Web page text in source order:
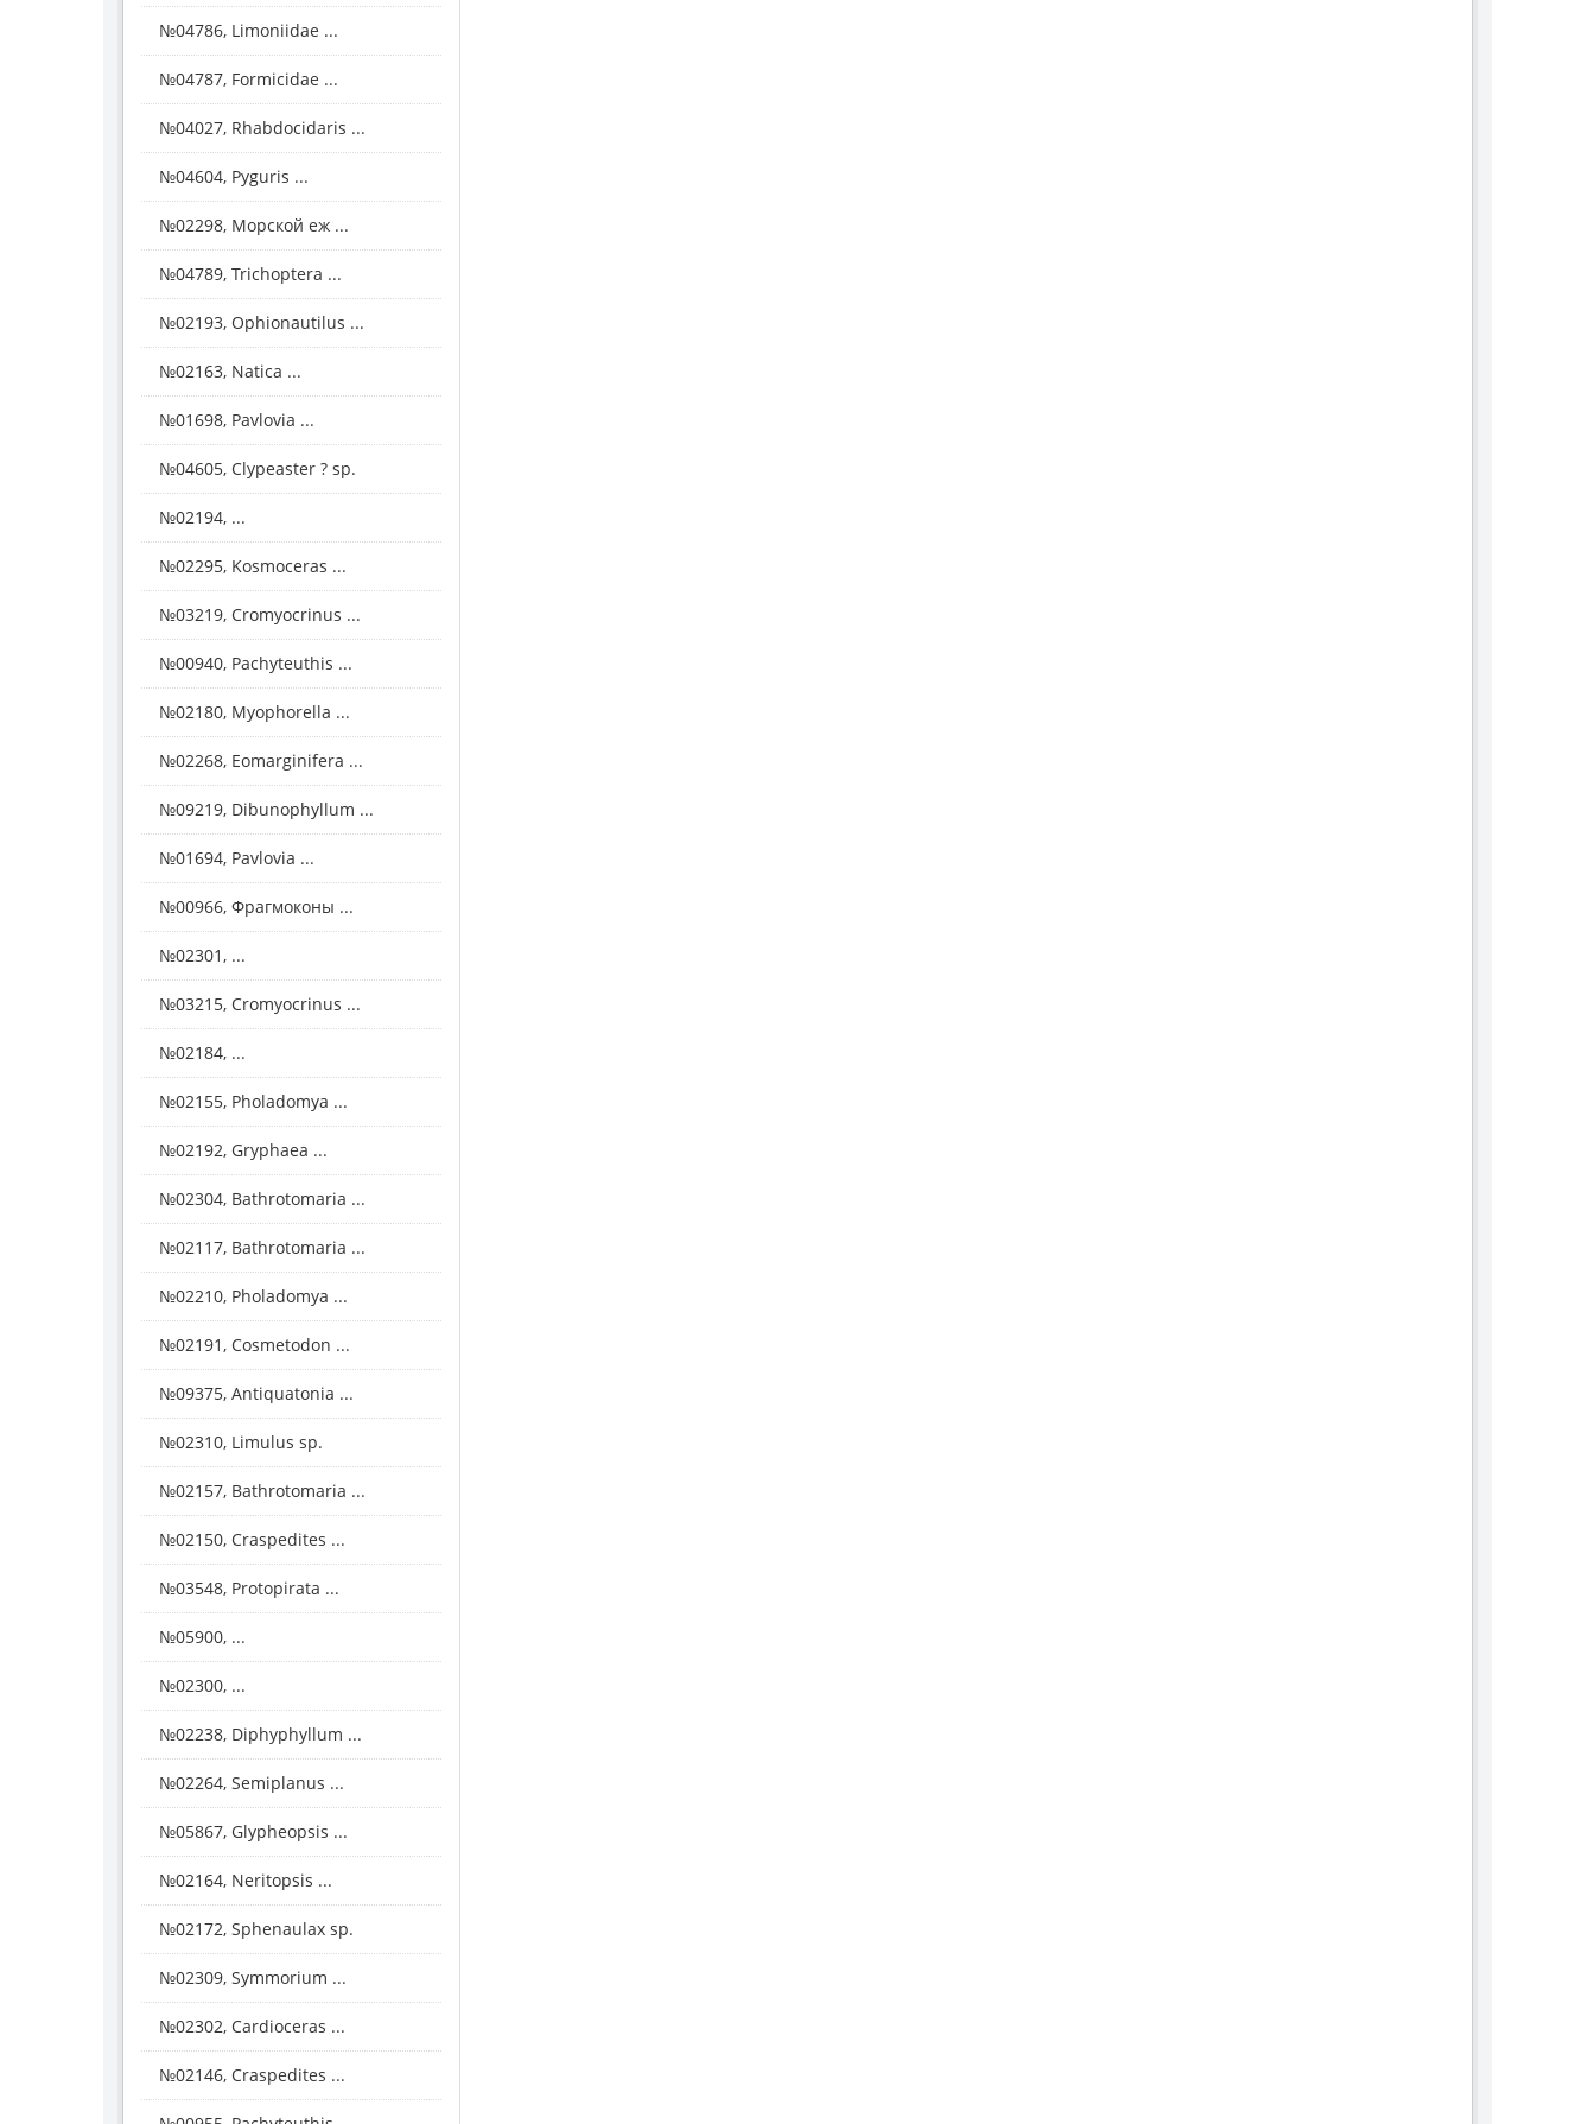
№04786, Limoniidae ...
№04787, Formicidae ...
№04027, Rhabdocidaris ...
№04604, Pyguris ...
№02298, Морской еж ...
№04789, Trichoptera ...
№02193, Ophionautilus ...
№02163, Natica ...
№01698, Pavlovia ...
№04605, Clypeaster ? sp.
№02194, ...
№02295, Kosmoceras ...
№03219, Cromyocrinus ...
№00940, Pachyteuthis ...
№02180, Myophorella ...
№02268, Eomarginifera ...
№09219, Dibunophyllum ...
№01694, Pavlovia ...
№00966, Фрагмоконы ...
№02301, ...
№03215, Cromyocrinus ...
№02184, ...
№02155, Pholadomya ...
№02192, Gryphaea ...
№02304, Bathrotomaria ...
№02117, Bathrotomaria ...
№02210, Pholadomya ...
№02191, Cosmetodon ...
№09375, Antiquatonia ...
№02310, Limulus sp.
№02157, Bathrotomaria ...
№02150, Craspedites ...
№03548, Protopirata ...
№05900, ...
№02300, ...
№02238, Diphyphyllum ...
№02264, Semiplanus ...
№05867, Glypheopsis ...
№02164, Neritopsis ...
№02172, Sphenaulax sp.
№02309, Symmorium ...
№02302, Cardioceras ...
№02146, Craspedites ...